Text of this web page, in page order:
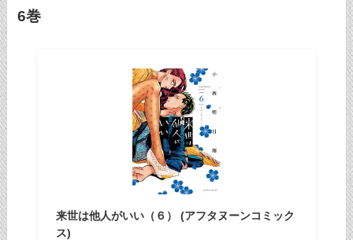
6巻
来世は他人がいい（６） (アフタヌーンコミック
ス)